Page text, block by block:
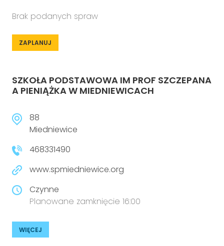
Brak podanych spraw
ZAPLANUJ
SZKOŁA PODSTAWOWA IM PROF SZCZEPANA
A PIENIĄŻKA W MIEDNIEWICACH
88
Miedniewice
468331490
www.spmiedniewice.org
Czynne
Planowane zamknięcie 16:00
WIĘCEJ